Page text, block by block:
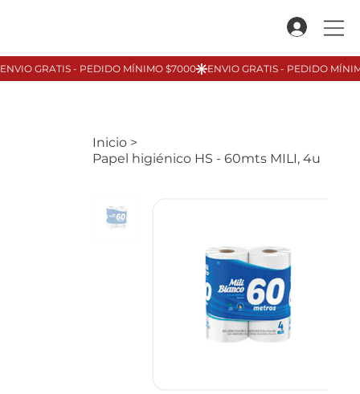
Inicio >
Papel higiénico HS - 60mts MILI, 4u